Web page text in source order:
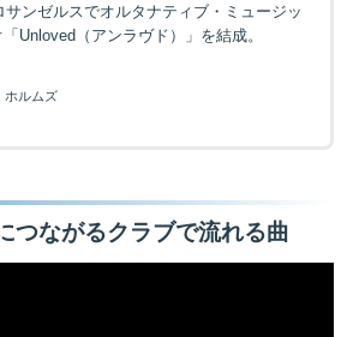
サンゼルスでオルタナティブ・ミュージッ
Unloved（アンラヴド）」を結成。
ホルムズ
つながるクラブで流れる曲